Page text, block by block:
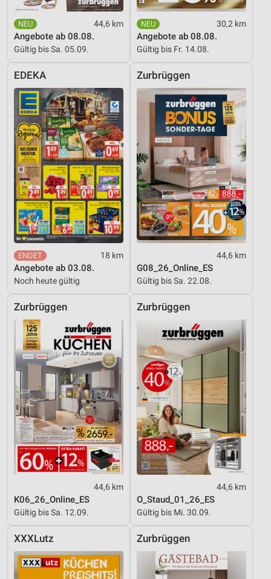
44,6 km
Angebote ab 08.08.
Gültig bis Sa. 05.09.
30,2 km
Angebote ab 08.08.
Gültig bis Fr. 14.08.
EDEKA
18 km
Angebote ab 03.08.
Noch heute gültig
Zurbrüggen
44,6 km
G08_26_Online_ES
Gültig bis Sa. 22.08.
Zurbrüggen
44,6 km
K06_26_Online_ES
Gültig bis Sa. 12.09.
Zurbrüggen
44,6 km
O_Staud_01_26_ES
Gültig bis Mi. 30.09.
XXXLutz Zurbrüggen